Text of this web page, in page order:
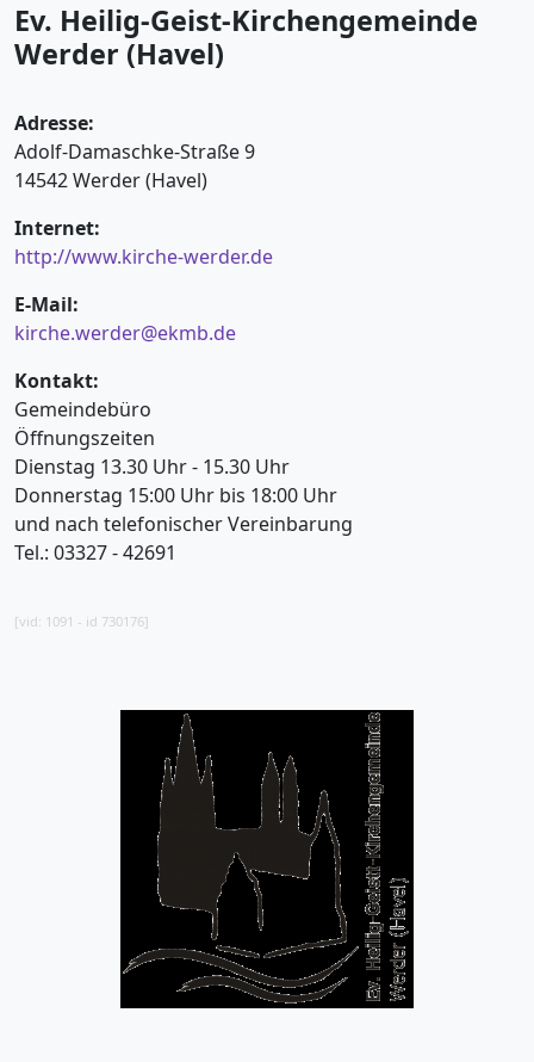
Ev. Heilig-Geist-Kirchengemeinde
Werder (Havel)
Adresse:
Adolf-Damaschke-Straße 9
14542 Werder (Havel)
Internet:
http://www.kirche-werder.de
E-Mail:
kirche.werder@ekmb.de
Kontakt:
Gemeindebüro
Öffnungszeiten
Dienstag 13.30 Uhr - 15.30 Uhr
Donnerstag 15:00 Uhr bis 18:00 Uhr
und nach telefonischer Vereinbarung
Tel.: 03327 - 42691
[vid: 1091 - id 730176]